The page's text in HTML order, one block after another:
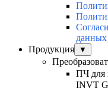
данных
Продукция
▼
ПЧ для
INVT